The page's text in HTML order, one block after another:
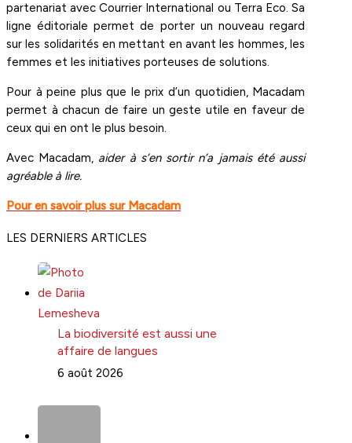
partenariat avec Courrier International ou Terra Eco. Sa
ligne éditoriale permet de porter un nouveau regard
sur les solidarités en mettant en avant les hommes, les
femmes et les initiatives porteuses de solutions.
Pour à peine plus que le prix d’un quotidien, Macadam
permet à chacun de faire un geste utile en faveur de
ceux qui en ont le plus besoin.
Avec Macadam, aider à s’en sortir n’a jamais été aussi
agréable à lire.
Pour en savoir plus sur Macadam
LES DERNIERS ARTICLES
La biodiversité est aussi une
affaire de langues
6 août 2026